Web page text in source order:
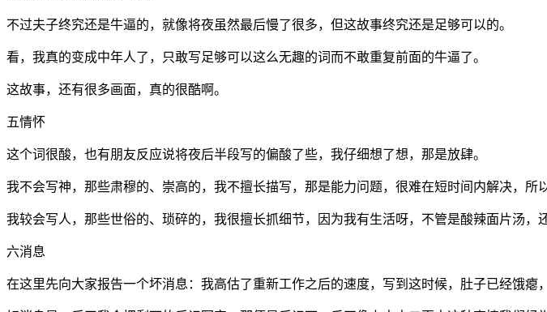
不过夫子终究还是牛逼的，就像将夜虽然最后慢了很多，但这故事终究还是足够可以的。
看，我真的变成中年人了，只敢写足够可以这么无趣的词而不敢重复前面的牛逼了。
这故事，还有很多画面，真的很酷啊。
五情怀
这个词很酸，也有朋友反应说将夜后半段写的偏酸了些，我仔细想了想，那是放肆。
我不会写神，那些肃穆的、崇高的，我不擅长描写，那是能力问题，很难在短时间内解决，所
我较会写人，那些世俗的、琐碎的，我很擅长抓细节，因为我有生活呀，不管是酸辣面片汤
六消息
在这里先向大家报告一个坏消息：我高估了重新工作之后的速度，写到这时候，肚子已经饿瘪